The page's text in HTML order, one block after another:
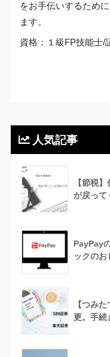
をお手伝いするため
ます。
資格：１級FP技能士/
人気記事
【節税
が戻って
PayPay
ックのお
【つみ
更。手続